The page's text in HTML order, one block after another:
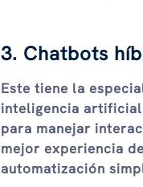
3. Chatbots
Este tiene la
inteligencia
para manejar
mejor experiencia
automatización